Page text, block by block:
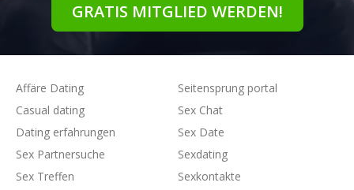
GRATIS MITGLIED WERDEN!
Affäre Dating
Casual dating
Dating erfahrungen
Seitensprung portal
Sex Chat
Sex Date
Sex Partnersuche
Sex Treffen
Sexdating
Sexkontakte